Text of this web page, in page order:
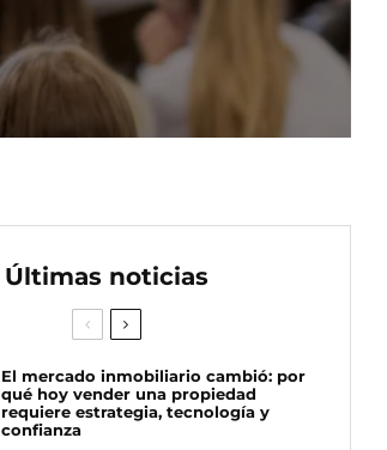
Últimas noticias
El mercado inmobiliario cambió: por
qué hoy vender una propiedad
requiere estrategia, tecnología y
confianza